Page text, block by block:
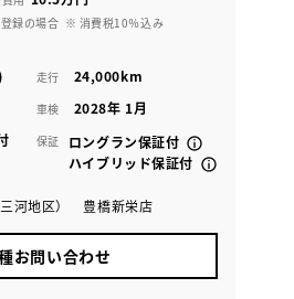
録の場合 ※ 消費税10％込み
走行 24,000km
車検 2028年 1月
保証
ロングラン保証付
ハイブリッド保証付
河地区） 豊橋新栄店
お問い合わせ